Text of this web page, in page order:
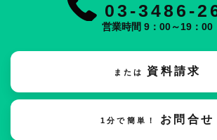
03-3486-
営業時間 9：00～19：00
または 資料請求
1分で簡単！ お問合せ